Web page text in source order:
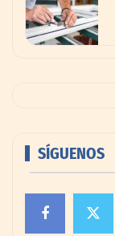
SÍGUENOS